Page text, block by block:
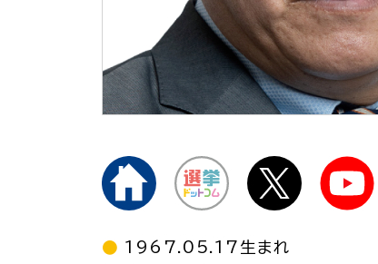
1967.05.17生まれ